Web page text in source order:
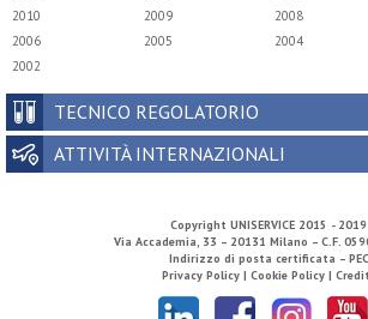
2010
2009 2008
2006
2005 2004
2002
TECNICO REGOLATORIO
ATTIVITÀ INTERNAZIONALI
Copyright UNISERVICE 2015 - 2019
Via Accademia, 33 – 20131 Milano – C.F.
Indirizzo di posta certificata – PEC
Privacy Policy | Cookie Policy |